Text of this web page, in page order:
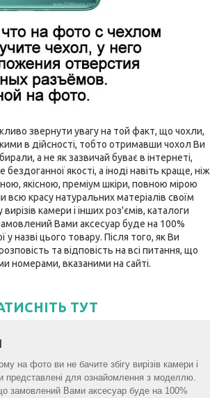
звернути увагу на той факт, що чохли,
в дійсності, тобто отримавши чохол Ви
а не як зазвичай буває в інтернеті,
якості, а іноді навіть краще, ніж
якісною, преміум шкіри, повною мірою
красу натуральних матеріалів своїм
камери і інших роз'ємів, каталоги
Вами аксесуар буде на 100%
назві цього товару. Після того, як Ви
та відповість на всі питання, що
номерами, вказаними на сайті.
ТУТ
на фото ви не бачите збігу вирізів камери і
представлені для ознайомлення з моделлю.
замовлений Вами аксесуар буде на 100%